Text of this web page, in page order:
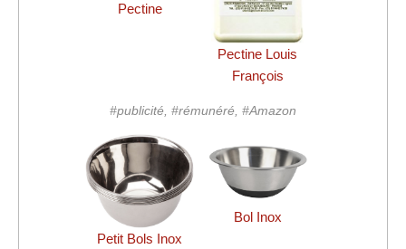
Pectine
Pectine Louis
François
#publicité, #rémunéré, #Amazon
Petit Bols Inox
Bol Inox